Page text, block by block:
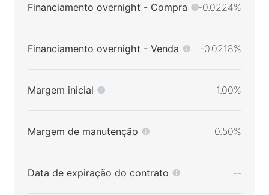
Financiamento overnight - Compra -0.0224%
Financiamento overnight - Venda -0.0218%
Margem inicial 1.00%
Margem de manutenção 0.50%
Data de expiração do contrato --